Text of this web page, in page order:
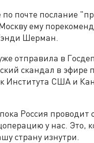
почте послание
ему
Шерман.
отправила в
скандал в
Института США и
Россия
у нас. Это,
страну изнутри.